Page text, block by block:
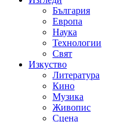
България
Европа
Наука
Технологии
Свят
Изкуство
Литература
Кино
Музика
Живопис
Сцена